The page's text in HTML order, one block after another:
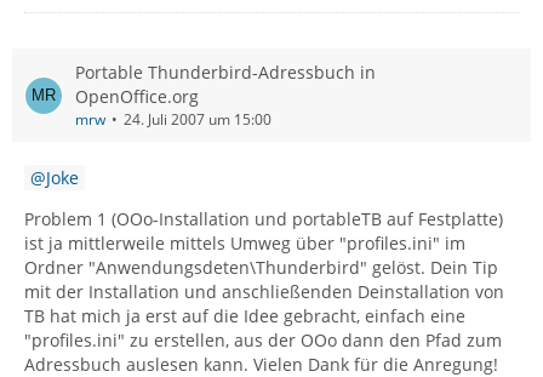
Portable Thunderbird-Adressbuch in
OpenOffice.org
mrw 24. Juli 2007 um 15:00
Joke
Problem 1 (OOo-Installation und portableTB auf Festplatte)
ist ja mittlerweile mittels Umweg über "profiles.ini" im
Ordner "Anwendungsdeten\Thunderbird" gelöst. Dein Tip
mit der Installation und anschließenden Deinstallation von
TB hat mich ja erst auf die Idee gebracht, einfach eine
"profiles.ini" zu erstellen, aus der OOo dann den Pfad zum
Adressbuch auslesen kann. Vielen Dank für die Anregung!